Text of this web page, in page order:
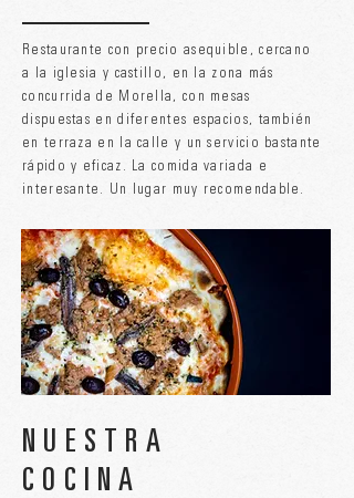
Restaurante con precio asequible, cercano
a la iglesia y castillo, en la zona más
concurrida de Morella, con mesas
dispuestas en diferentes espacios, también
en terraza en la calle y un servicio bastante
rápido y eficaz. La comida variada e
interesante. Un lugar muy recomendable.
NUESTRA
COCINA